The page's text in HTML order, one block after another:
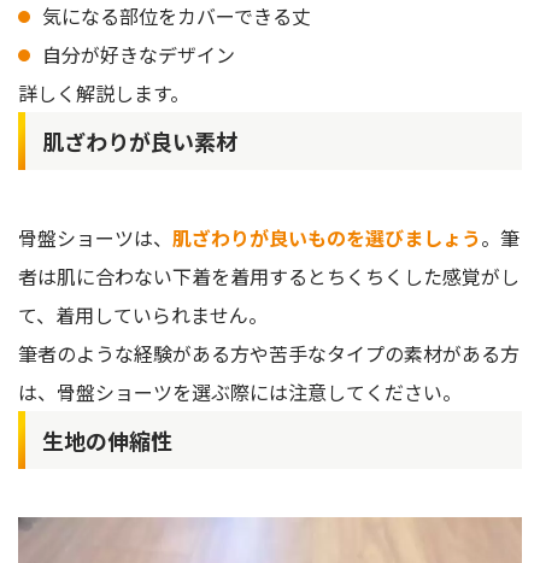
気になる部位をカバーできる丈
自分が好きなデザイン
詳しく解説します。
肌ざわりが良い素材
骨盤ショーツは、 肌ざわりが良いものを選びましょう。筆
者は肌に合わない下着を着用するとちくちくした感覚がし
て、着用していられません。
筆者のような経験がある方や苦手なタイプの素材がある方
は、骨盤ショーツを選ぶ際には注意してください。
生地の伸縮性